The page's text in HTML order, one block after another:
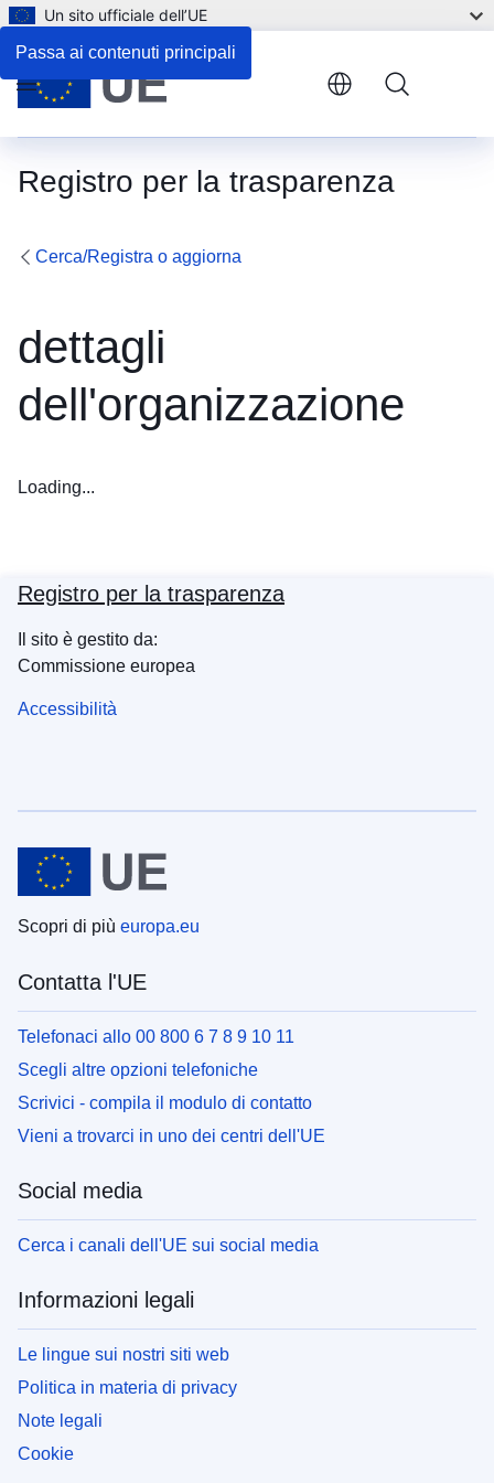
Passa ai contenuti principali
Un sito ufficiale dell’UE
Registro per la trasparenza
Menu
Cerca/Registra o aggiorna
dettagli
dell'organizzazione
Loading...
Registro per la trasparenza
Il sito è gestito da:
Commissione europea
Accessibilità
Scopri di più europa.eu
Contatta l'UE
Telefonaci allo 00 800 6 7 8 9 10 11
Scegli altre opzioni telefoniche
Scrivici - compila il modulo di contatto
Vieni a trovarci in uno dei centri dell'UE
Social media
Cerca i canali dell'UE sui social media
Informazioni legali
Le lingue sui nostri siti web
Politica in materia di privacy
Note legali
Cookie